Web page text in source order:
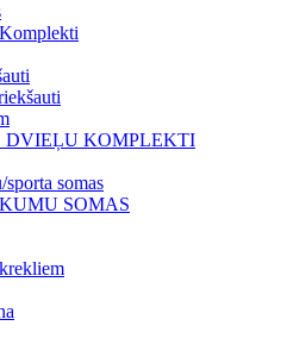
DVIEĻU KOMPLEKTI
somas
SOMAS